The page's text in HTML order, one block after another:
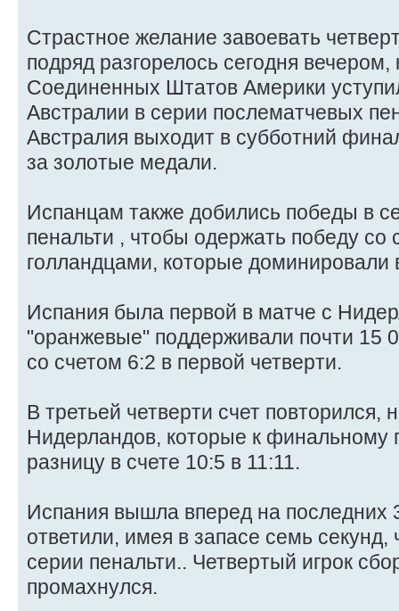
Страстное желание завоевать
подряд разгорелось сегодня вечером,
Соединенных Штатов Америки
Австралии в серии послематчевых
Австралия выходит в субботний
за золотые медали.
Испанцам также добились победы в
пенальти , чтобы одержать победу со
голландцами, которые доминировали
Испания была первой в матче с
"оранжевые" поддерживали почти 15
со счетом 6:2 в первой четверти.
В третьей четверти счет повторился,
Нидерландов, которые к финальному
разницу в счете 10:5 в 11:11.
Испания вышла вперед на последних
ответили, имея в запасе семь
серии пенальти.. Четвертый игрок
промахнулся.